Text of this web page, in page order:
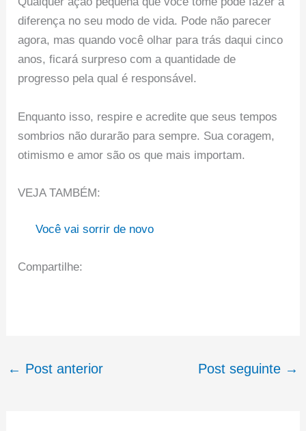
diferença no seu modo de vida. Pode não parecer
agora, mas quando você olhar para trás daqui cinco
anos, ficará surpreso com a quantidade de
progresso pela qual é responsável.
Enquanto isso, respire e acredite que seus tempos
sombrios não durarão para sempre. Sua coragem,
otimismo e amor são os que mais importam.
VEJA TAMBÉM:
Você vai sorrir de novo
Compartilhe:
← Post anterior Post seguinte →